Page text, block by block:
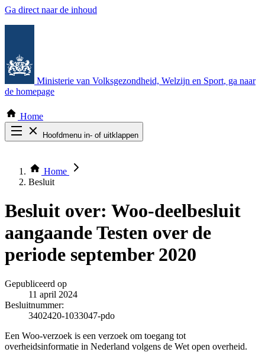
Ga direct naar de inhoud
Ministerie van Volksgezondheid, Welzijn en Sport, ga naar
de homepage
Home
Hoofdmenu in- of uitklappen
Thema COVID-19
Bekijk per bestuursorgaan
Home
Besluit
Besluit over: Woo-deelbesluit
aangaande Testen over de
periode september 2020
Gepubliceerd op
11 april 2024
Besluitnummer:
3402420-1033047-pdo
Een Woo-verzoek is een verzoek om toegang tot
overheidsinformatie in Nederland volgens de Wet open overheid.